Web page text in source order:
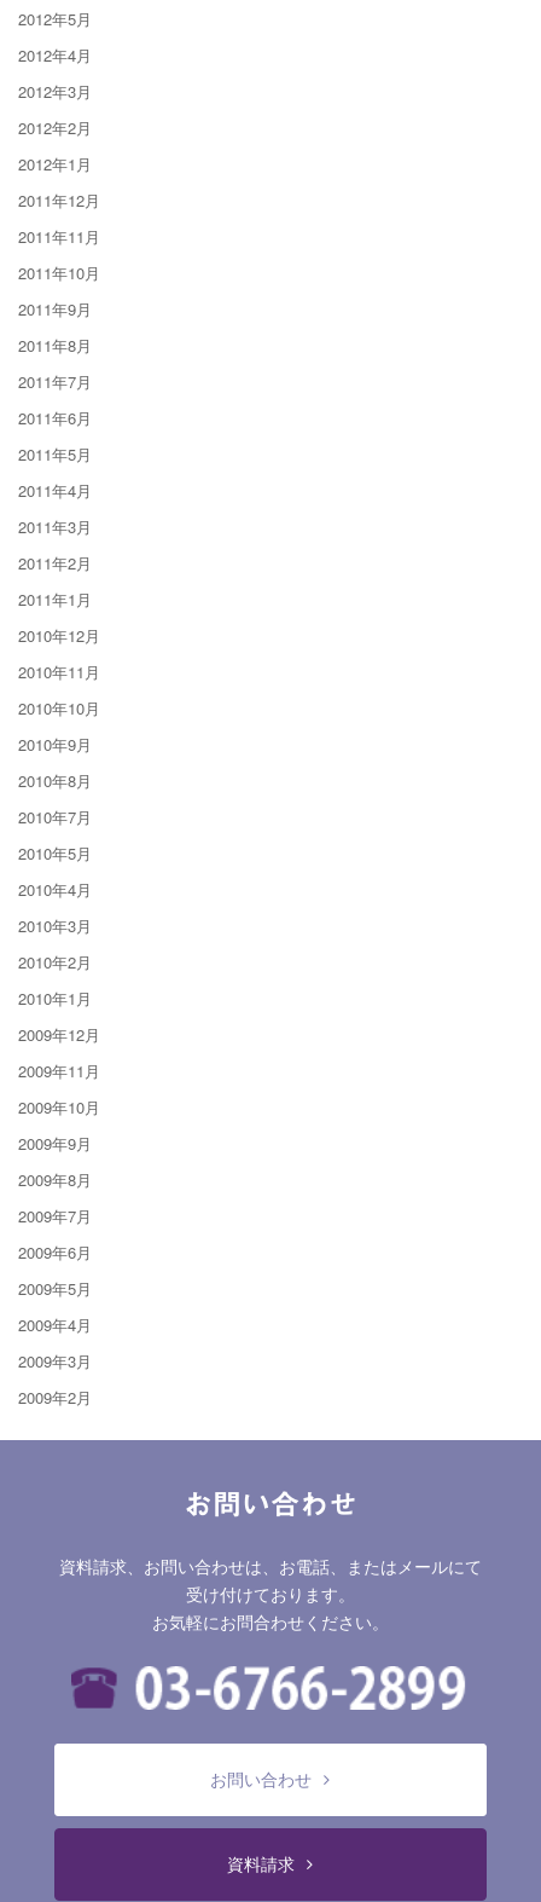
2012年5月
2012年4月
2012年3月
2012年2月
2012年1月
2011年12月
2011年11月
2011年10月
2011年9月
2011年8月
2011年7月
2011年6月
2011年5月
2011年4月
2011年3月
2011年2月
2011年1月
2010年12月
2010年11月
2010年10月
2010年9月
2010年8月
2010年7月
2010年5月
2010年4月
2010年3月
2010年2月
2010年1月
2009年12月
2009年11月
2009年10月
2009年9月
2009年8月
2009年7月
2009年6月
2009年5月
2009年4月
2009年3月
2009年2月
お問い合わせ
資料請求、お問い合わせは、お電話、またはメールにて
受け付けております。
お気軽にお問合わせください。
お問い合わせ
資料請求